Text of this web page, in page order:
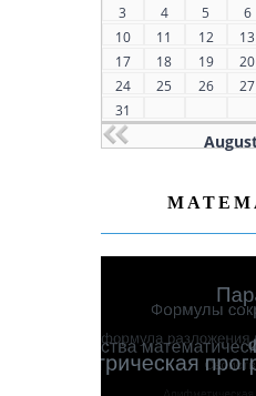
3
4 5 6
10
11 12 13
17
18 19 20
24
25 26 27
31